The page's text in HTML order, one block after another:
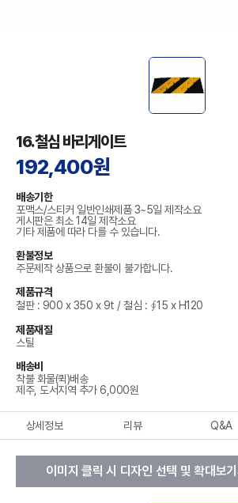
16.철심 바리게이트
192,400원
배송기한
포맥스/스티커 일반인쇄제품 3~5일 제작소요
게시판은 최소 14일 제작소요
기타 제품에 따라 다를 수 있습니다.
환불정보
주문제작 상품으로 환불이 불가합니다.
제품규격
철판 : 900 x 350 x 9t / 철심 : ∮15 x H120
제품재질
스틸
배송비
착불 화물(퀵)배송
제주, 도서지역 추가 6,000원
상세정보 리뷰 Q&A
이미지 클릭 시 디자인 선택 및 확대보